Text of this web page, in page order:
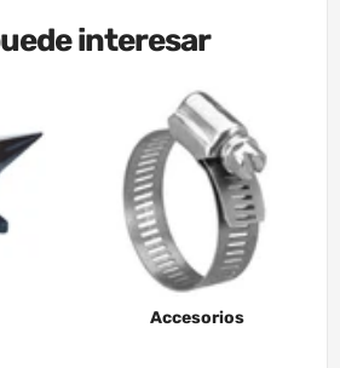
interesar
Accesorios